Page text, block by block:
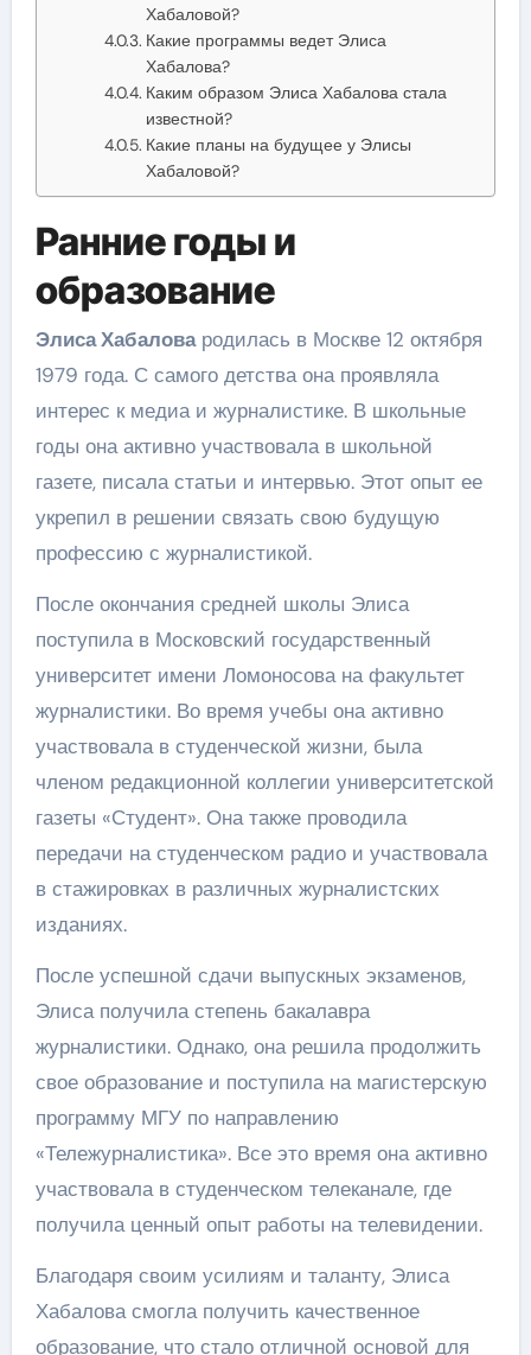
Хабаловой?
Какие программы ведет Элиса
Хабалова?
Каким образом Элиса Хабалова стала
известной?
Какие планы на будущее у Элисы
Хабаловой?
Ранние годы и
образование
Элиса Хабаловародилась в Москве 12 октября
1979 года. С самого детства она проявляла
интерес к медиа и журналистике. В школьные
годы она активно участвовала в школьной
газете, писала статьи и интервью. Этот опыт ее
укрепил в решении связать свою будущую
профессию с журналистикой.
После окончания средней школы Элиса
поступила в Московский государственный
университет имени Ломоносова на факультет
журналистики. Во время учебы она активно
участвовала в студенческой жизни, была
членом редакционной коллегии университетской
газеты «Студент». Она также проводила
передачи на студенческом радио и участвовала
в стажировках в различных журналистских
изданиях.
После успешной сдачи выпускных экзаменов,
Элиса получила степень бакалавра
журналистики. Однако, она решила продолжить
свое образование и поступила на магистерскую
программу МГУ по направлению
«Тележурналистика». Все это время она активно
участвовала в студенческом телеканале, где
получила ценный опыт работы на телевидении.
Благодаря своим усилиям и таланту, Элиса
Хабалова смогла получить качественное
образование, что стало отличной основой для